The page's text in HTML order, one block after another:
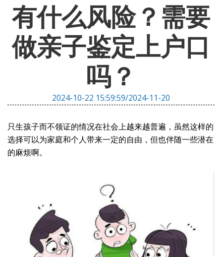
有什么风险？需要
做亲子鉴定上户口
吗？
2024-10-22 15:59:59/2024-11-20
只生孩子而不领证的情况在社会上越来越普遍，虽然这样的
选择可以为家庭和个人带来一定的自由，但也伴随一些潜在
的麻烦啊。